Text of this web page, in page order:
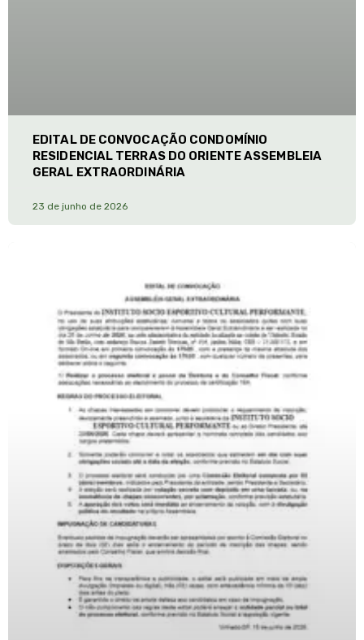
EDITAL DE CONVOCAÇÃO CONDOMÍNIO
RESIDENCIAL TERRAS DO ORIENTE ASSEMBLEIA
GERAL EXTRAORDINÁRIA
23 de junho de 2026